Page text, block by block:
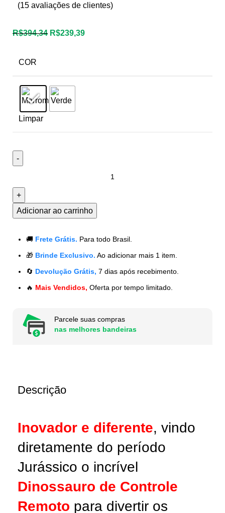
(15 avaliações de clientes)
R$394,34 R$239,39
COR
Limpar
Adicionar ao carrinho
🚚 Frete Grátis. Para todo Brasil.
🎁 Brinde Exclusivo. Ao adicionar mais 1 item.
🔄 Devolução Grátis, 7 dias após recebimento.
🔥 Mais Vendidos, Oferta por tempo limitado.
Parcele suas compras
nas melhores bandeiras
Descrição
Inovador e diferente, vindo
diretamente do período
Jurássico o incrível
Dinossauro de Controle
Remoto para divertir os